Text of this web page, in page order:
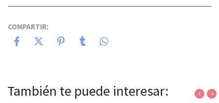
COMPARTIR:
También te puede interesar: ‹ ›